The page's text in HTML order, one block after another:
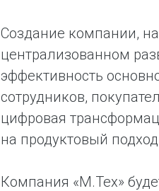
Создание компании,
централизованном
эффективность
сотрудников,
цифровая
на продуктовый
Компания «М.Тех»